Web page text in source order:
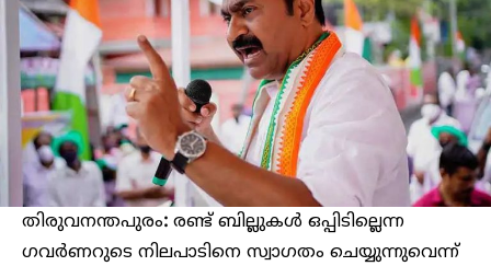
തിരുവനന്തപുരം: രണ്ട് ബില്ലുകള്‍ ഒപ്പിടില്ലെന്ന
ഗവര്‍ണറുടെ നിലപാടിനെ സ്വാഗതം ചെയ്യുന്നുവെന്ന്